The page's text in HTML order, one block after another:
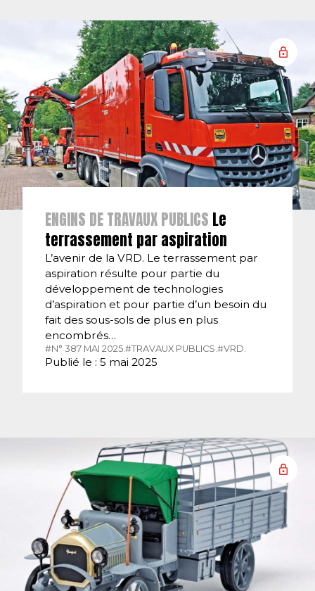
ENGINS DE TRAVAUX PUBLICS Le
terrassement par aspiration
L’avenir de la VRD. Le terrassement par
aspiration résulte pour partie du
développement de technologies
d’aspiration et pour partie d’un besoin du
fait des sous-sols de plus en plus
encombrés…
#N° 387 MAI 2025. #TRAVAUX PUBLICS. #VRD.
Publié le : 5 mai 2025